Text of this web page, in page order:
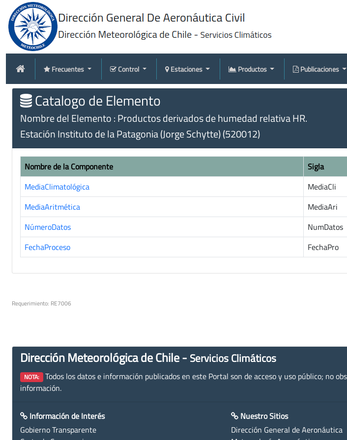
Frecuentes Control Estaciones Productos Publicaciones
Catalogo de Elemento
Nombre del Elemento : Productos derivados de humedad relativa HR.
Estación Instituto de la Patagonia (Jorge Schytte) (520012)
Nombre de la Componente Sigla
MediaClimatológica
MediaCli
MediaAritmética
MediaAri
NúmeroDatos
NumDatos
FechaProceso
FechaPro
Requerimiento: RE7006
Dirección Meteorológica de Chile - Servicios Climáticos
NOTA: Todos los datos e información publicados en este Portal son de acceso y uso público; no
información.
Información de Interés
Gobierno Transparente
Nuestro Sitios
Dirección General de Aeronáutica